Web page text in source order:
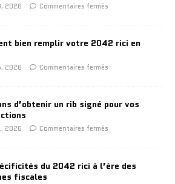
2026 Commentaires fermés
bien remplir votre 2042 rici en
2026 Commentaires fermés
d’obtenir un rib signé pour vos
2026 Commentaires fermés
du 2042 rici à l’ère des
fiscales